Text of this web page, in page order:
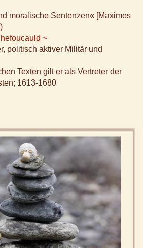
moralische Sentenzen« [Maximes
~
politisch aktiver Militär und
Texten gilt er als Vertreter der
1613-1680